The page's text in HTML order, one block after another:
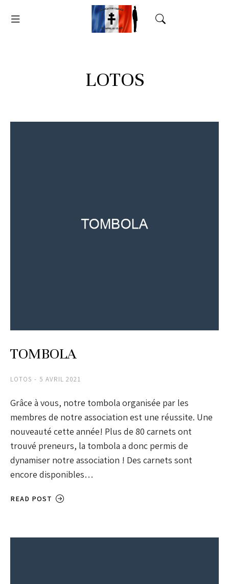
LOTOS
TOMBOLA
LOTOS 5 AVRIL 2021
Grâce à vous, notre tombola organisée par les
membres de notre association est une réussite. Une
nouveauté cette année! Plus de 80 carnets ont
trouvé preneurs, la tombola a donc permis de
dynamiser notre association ! Des carnets sont
encore disponibles…
READ POST